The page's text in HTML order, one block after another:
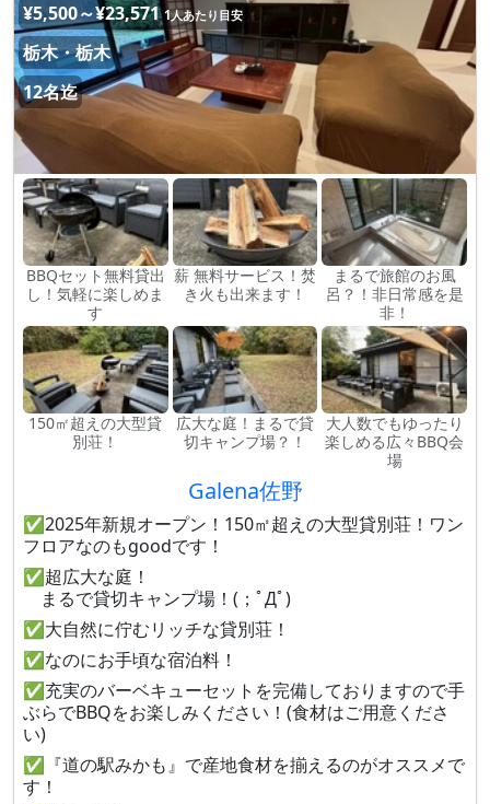
¥5,500～¥23,571 1人あたり目安
栃木・栃木
12名迄
BBQセット無料貸出
し！気軽に楽しめま
す
薪 無料サービス！焚
き火も出来ます！
まるで旅館のお風
呂？！非日常感を是
非！
150㎡超えの大型貸
別荘！
広大な庭！まるで貸
切キャンプ場？！
大人数でもゆったり
楽しめる広々BBQ会
場
Galena佐野
✅2025年新規オープン！150㎡超えの大型貸別荘！ワン
フロアなのもgoodです！
✅超広大な庭！
まるで貸切キャンプ場！(；ﾟДﾟ)
✅大自然に佇むリッチな貸別荘！
✅なのにお手頃な宿泊料！
✅充実のバーベキューセットを完備しておりますので手
ぶらでBBQをお楽しみください！(食材はご用意くださ
い)
✅『道の駅みかも』で産地食材を揃えるのがオススメで
す！